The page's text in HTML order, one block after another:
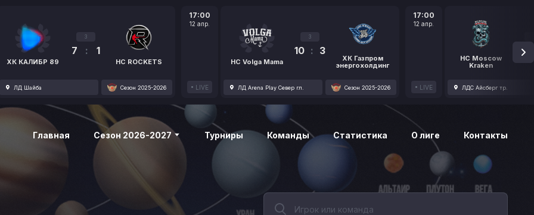
ХК КАЛИБР 89
3
7 : 1
HC ROCKETS
ЛД Шайба Сезон 2025-2026
17:00
12 апр.
LIVE
HC Volga Mama
3
10 : 3
ХК Газпром
энергохолдинг
ЛД Arena Play Север гл. Сезон 2025-2026
17:00
12 апр.
LIVE
HC Moscow
Kraken
1
ЛДС Айсберг тр.
Главная Сезон 2026-2027 Турниры Команды Статистика О лиге Контакты